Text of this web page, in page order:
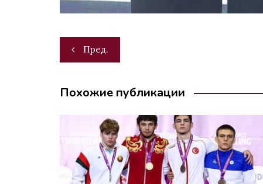
Навигация
по
записям
Пред.
Похожие публикации